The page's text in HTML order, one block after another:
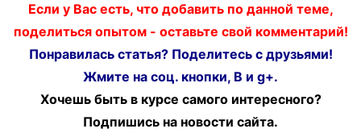
Если у Вас есть, что добавить по данной теме,
поделиться опытом - оставьте свой комментарий!
Понравилась статья? Поделитесь с друзьями!
Жмите на соц. кнопки, В и g+.
Хочешь быть в курсе самого интересного?
Подпишись на новости сайта.